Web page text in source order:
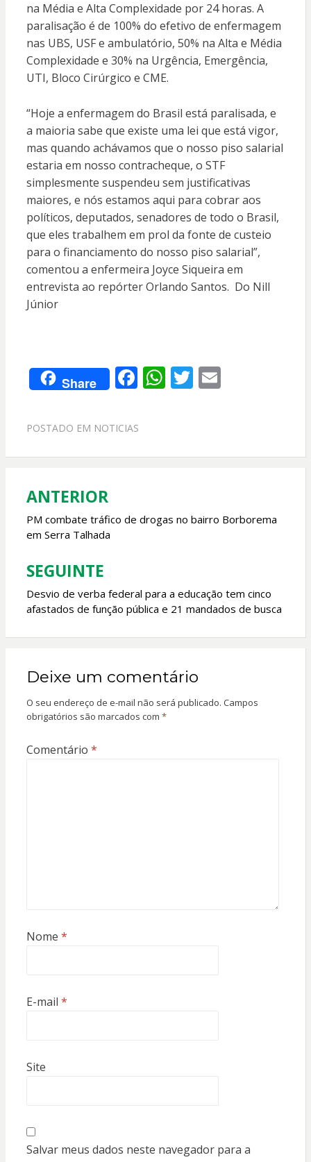
na Média e Alta Complexidade por 24 horas. A
paralisação é de 100% do efetivo de enfermagem
nas UBS, USF e ambulatório, 50% na Alta e Média
Complexidade e 30% na Urgência, Emergência,
UTI, Bloco Cirúrgico e CME.
“Hoje a enfermagem do Brasil está paralisada, e
a maioria sabe que existe uma lei que está vigor,
mas quando achávamos que o nosso piso salarial
estaria em nosso contracheque, o STF
simplesmente suspendeu sem justificativas
maiores, e nós estamos aqui para cobrar aos
políticos, deputados, senadores de todo o Brasil,
que eles trabalhem em prol da fonte de custeio
para o financiamento do nosso piso salarial”,
comentou a enfermeira Joyce Siqueira em
entrevista ao repórter Orlando Santos. Do Nill
Júnior
Share F
e
o
k
W
A
p
T E
POSTADO EM NOTICIAS
Navegação
de
Post
ANTERIOR
PM combate tráfico de drogas no bairro Borborema
em Serra Talhada
SEGUINTE
Desvio de verba federal para a educação tem cinco
afastados de função pública e 21 mandados de busca
Deixe um comentário
O seu endereço de e-mail não será publicado. Campos
obrigatórios são marcados com *
Comentário *
Nome *
E-mail *
Site
Salvar meus dados neste navegador para a